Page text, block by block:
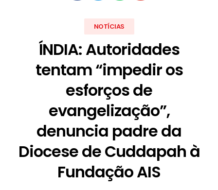
NOTÍCIAS
ÍNDIA: Autoridades
tentam “impedir os
esforços de
evangelização”,
denuncia padre da
Diocese de Cuddapah à
Fundação AIS